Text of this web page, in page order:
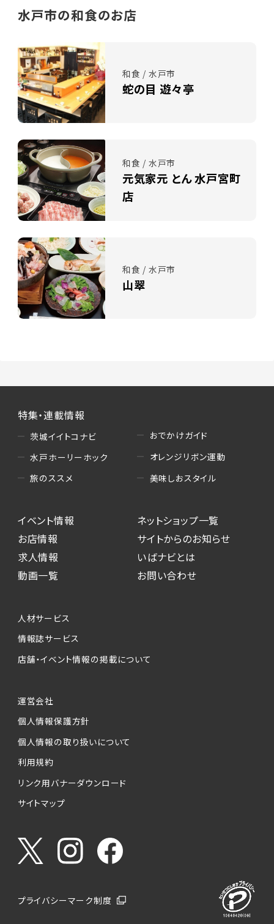
水戸市の和食のお店
和食 / 水戸市
蛇の目 遊々亭
和食 / 水戸市
元気家元 とん 水戸宮町
店
和食 / 水戸市
山翠
特集・連載情報
茨城イイトコナビ
水戸ホーリーホック
旅のススメ
おでかけガイド
オレンジリボン運動
美味しおスタイル
イベント情報
お店情報
求人情報
動画一覧
ネットショップ一覧
サイトからのお知らせ
いばナビとは
お問い合わせ
人材サービス
情報誌サービス
店舗・イベント情報の掲載について
運営会社
個人情報保護方針
個人情報の取り扱いについて
利用規約
リンク用バナーダウンロード
サイトマップ
プライバシーマーク制度